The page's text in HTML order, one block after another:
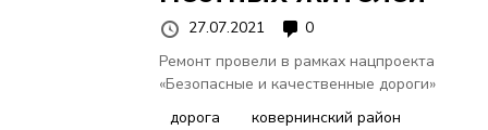
27.07.2021
0
Ремонт провели в рамках нацпроекта
«Безопасные и качественные дороги»
дорога
ковернинский район